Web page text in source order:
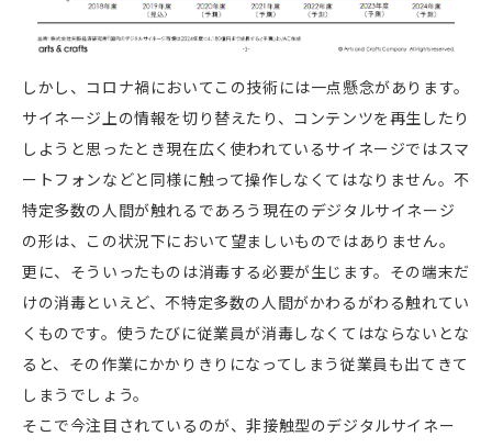
しかし、コロナ禍においてこの技術には一点懸念があります。
サイネージ上の情報を切り替えたり、コンテンツを再生したり
しようと思ったとき現在広く使われているサイネージではスマ
ートフォンなどと同様に触って操作しなくてはなりません。不
特定多数の人間が触れるであろう現在のデジタルサイネージ
の形は、この状況下において望ましいものではありません。
更に、そういったものは消毒する必要が生じます。その端末だ
けの消毒といえど、不特定多数の人間がかわるがわる触れてい
くものです。使うたびに従業員が消毒しなくてはならないとな
ると、その作業にかかりきりになってしまう従業員も出てきて
しまうでしょう。
そこで今注目されているのが、非接触型のデジタルサイネー